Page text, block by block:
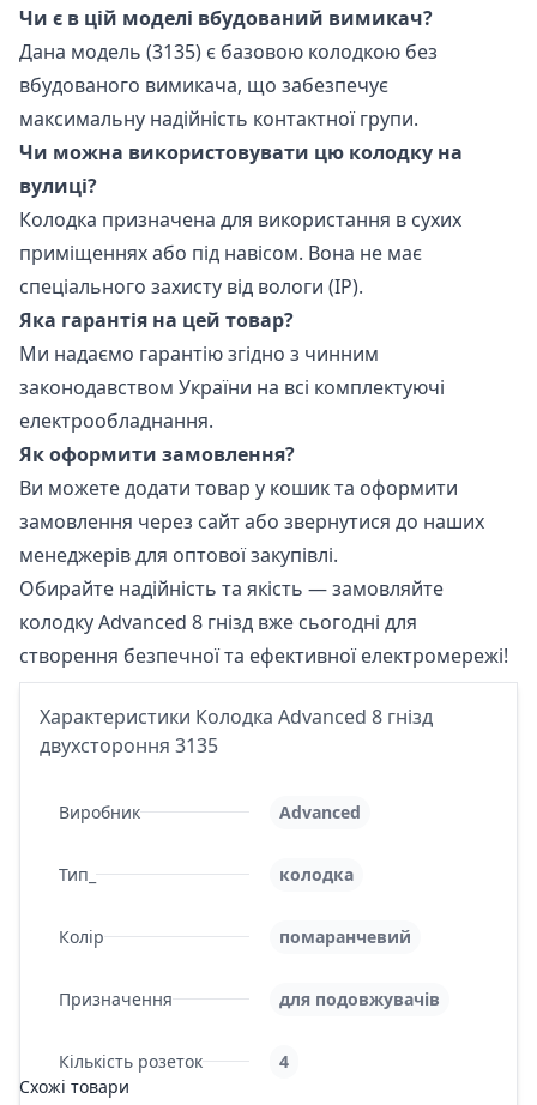
Чи є в цій моделі вбудований вимикач?
Дана модель (3135) є базовою колодкою без
вбудованого вимикача, що забезпечує
максимальну надійність контактної групи.
Чи можна використовувати цю колодку на
вулиці?
Колодка призначена для використання в сухих
приміщеннях або під навісом. Вона не має
спеціального захисту від вологи (IP).
Яка гарантія на цей товар?
Ми надаємо гарантію згідно з чинним
законодавством України на всі комплектуючі
електрообладнання.
Як оформити замовлення?
Ви можете додати товар у кошик та оформити
замовлення через сайт або звернутися до наших
менеджерів для оптової закупівлі.
Обирайте надійність та якість — замовляйте
колодку Advanced 8 гнізд вже сьогодні для
створення безпечної та ефективної електромережі!
Характеристики Колодка Advanced 8 гнізд
двухстороння 3135
Виробник Advanced
Тип_ колодка
Колір помаранчевий
Призначення для подовжувачів
Кількість розеток
4
Схожі товари